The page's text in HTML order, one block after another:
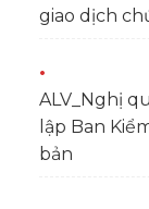
giao dịch
ALV_Nghị
lập Ban
bản